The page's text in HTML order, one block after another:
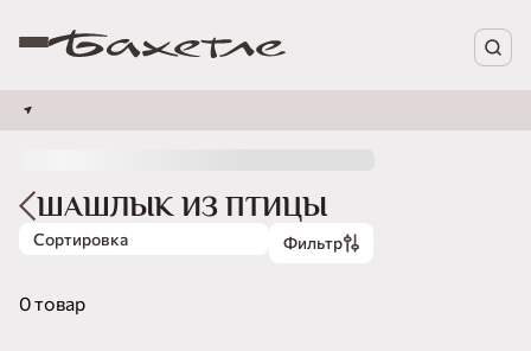
ШАШЛЫК ИЗ ПТИЦЫ
Сортировка Фильтр
0 товар